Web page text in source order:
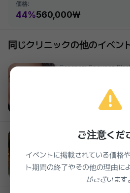
価格:
44%560,000₩
同じクリニックの他のイベン
Gangnam Seoyeon
1,510,000₩
2026.03.27 ~
Gangnam Seoyeon
江南ソヨン メンズ
19%2,010,000₩
2026.03.27 ~
ご注意くだ
イベントに掲載されている価格
ト期間の終了やその他の理由に
がございます。